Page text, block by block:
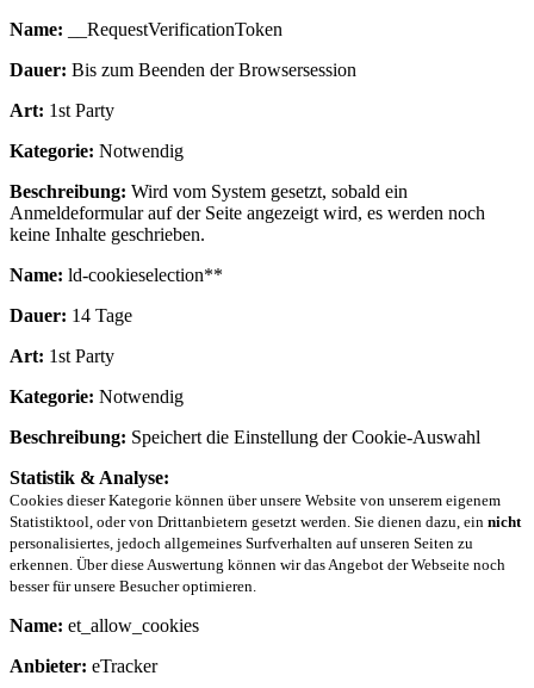
Name: __RequestVerificationToken
Dauer: Bis zum Beenden der Browsersession
Art: 1st Party
Kategorie: Notwendig
Beschreibung: Wird vom System gesetzt, sobald ein
Anmeldeformular auf der Seite angezeigt wird, es werden noch
keine Inhalte geschrieben.
Name: ld-cookieselection**
Dauer: 14 Tage
Art: 1st Party
Kategorie: Notwendig
Beschreibung: Speichert die Einstellung der Cookie-Auswahl
Statistik & Analyse:
Cookies dieser Kategorie können über unsere Website von unserem eigenem
Statistiktool, oder von Drittanbietern gesetzt werden. Sie dienen dazu, ein nicht
personalisiertes, jedoch allgemeines Surfverhalten auf unseren Seiten zu
erkennen. Über diese Auswertung können wir das Angebot der Webseite noch
besser für unsere Besucher optimieren.
Name: et_allow_cookies
Anbieter: eTracker